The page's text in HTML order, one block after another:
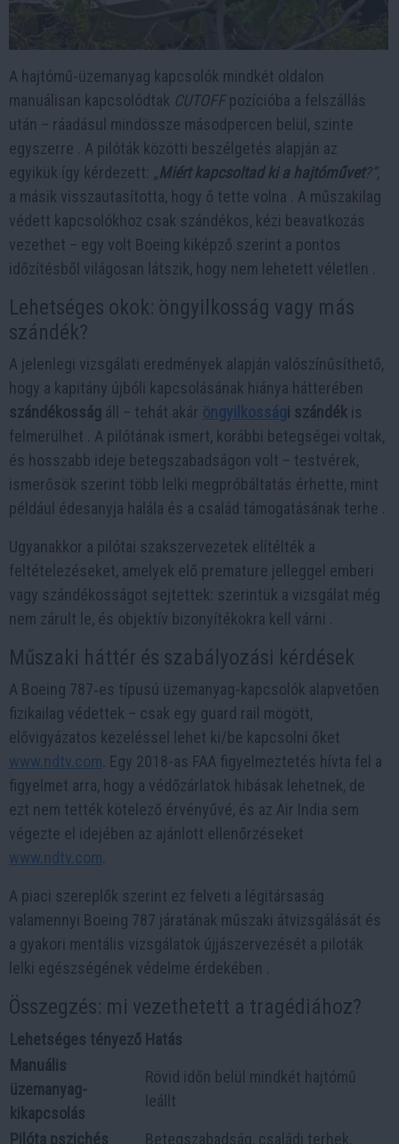
A hajtómű-üzemanyag kapcsolók mindkét oldalon
manuálisan kapcsolódtak CUTOFF pozícióba a felszállás
után – ráadásul mindössze másodpercen belül, szinte
egyszerre . A pilóták közötti beszélgetés alapján az
egyikük így kérdezett: „Miért kapcsoltad ki a hajtóművet?”,
a másik visszautasította, hogy ő tette volna . A műszakilag
védett kapcsolókhoz csak szándékos, kézi beavatkozás
vezethet – egy volt Boeing kiképző szerint a pontos
időzítésből világosan látszik, hogy nem lehetett véletlen .
Lehetséges okok: öngyilkosság vagy más
szándék?
A jelenlegi vizsgálati eredmények alapján valószínűsíthető,
hogy a kapitány újbóli kapcsolásának hiánya hátterében
szándékosság áll – tehát akár öngyilkossági szándék is
felmerülhet . A pilótának ismert, korábbi betegségei voltak,
és hosszabb ideje betegszabadságon volt – testvérek,
ismerősök szerint több lelki megpróbáltatás érhette, mint
például édesanyja halála és a család támogatásának terhe .
Ugyanakkor a pilótai szakszervezetek elítélték a
feltételezéseket, amelyek elő premature jelleggel emberi
vagy szándékosságot sejtettek: szerintük a vizsgálat még
nem zárult le, és objektív bizonyítékokra kell várni .
Műszaki háttér és szabályozási kérdések
A Boeing 787‑es típusú üzemanyag-kapcsolók alapvetően
fizikailag védettek – csak egy guard rail mögött,
elővigyázatos kezeléssel lehet ki/be kapcsolni őket
www.ndtv.com . Egy 2018-as FAA figyelmeztetés hívta fel a
figyelmet arra, hogy a védőzárlatok hibásak lehetnek, de
ezt nem tették kötelező érvényűvé, és az Air India sem
végezte el idejében az ajánlott ellenőrzéseket
www.ndtv.com
A piaci szereplők szerint ez felveti a légitársaság
valamennyi Boeing 787 járatának műszaki átvizsgálását és
a gyakori mentális vizsgálatok újjászervezését a piloták
lelki egészségének védelme érdekében .
Összegzés: mi vezethetett a tragédiához?
Lehetséges tényező Hatás
Manuális
üzemanyag-
kikapcsolás
Rövid időn belül mindkét hajtómű
leállt
Pilóta pszichés Betegszabadság, családi terhek,